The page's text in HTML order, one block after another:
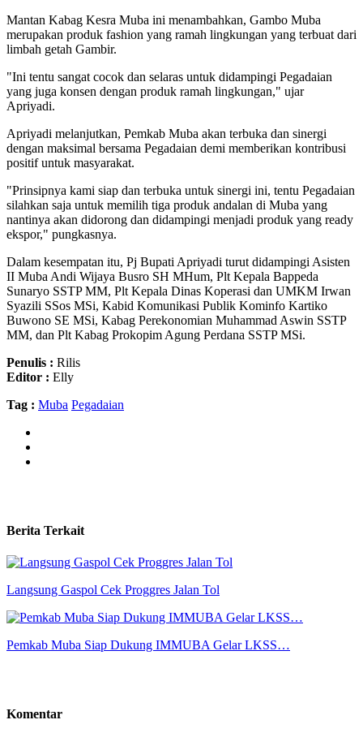
Mantan Kabag Kesra Muba ini menambahkan, Gambo Muba
merupakan produk fashion yang ramah lingkungan yang terbuat dari
limbah getah Gambir.
"Ini tentu sangat cocok dan selaras untuk didampingi Pegadaian
yang juga konsen dengan produk ramah lingkungan," ujar
Apriyadi.
Apriyadi melanjutkan, Pemkab Muba akan terbuka dan sinergi
dengan maksimal bersama Pegadaian demi memberikan kontribusi
positif untuk masyarakat.
"Prinsipnya kami siap dan terbuka untuk sinergi ini, tentu Pegadaian
silahkan saja untuk memilih tiga produk andalan di Muba yang
nantinya akan didorong dan didampingi menjadi produk yang ready
ekspor," pungkasnya.
Dalam kesempatan itu, Pj Bupati Apriyadi turut didampingi Asisten
II Muba Andi Wijaya Busro SH MHum, Plt Kepala Bappeda
Sunaryo SSTP MM, Plt Kepala Dinas Koperasi dan UMKM Irwan
Syazili SSos MSi, Kabid Komunikasi Publik Kominfo Kartiko
Buwono SE MSi, Kabag Perekonomian Muhammad Aswin SSTP
MM, dan Plt Kabag Prokopim Agung Perdana SSTP MSi.
Penulis : Rilis
Editor : Elly
Tag : Muba Pegadaian
Berita Terkait
Langsung Gaspol Cek Proggres Jalan Tol
Pemkab Muba Siap Dukung IMMUBA Gelar LKSS…
Komentar